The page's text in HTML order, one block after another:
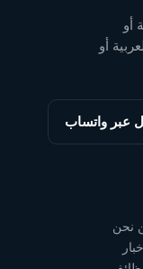
أو
أو
عبر واتساب
نحن